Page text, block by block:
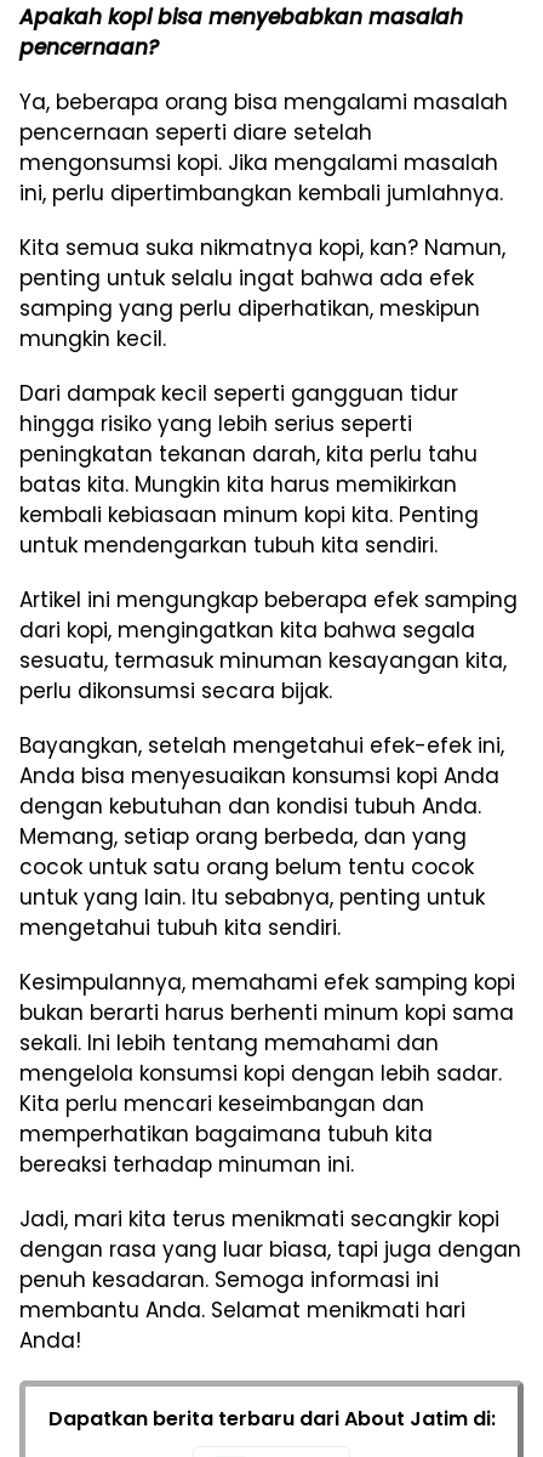
Apakah kopi bisa menyebabkan masalah
pencernaan?
Ya, beberapa orang bisa mengalami masalah
pencernaan seperti diare setelah
mengonsumsi kopi. Jika mengalami masalah
ini, perlu dipertimbangkan kembali jumlahnya.
Kita semua suka nikmatnya kopi, kan? Namun,
penting untuk selalu ingat bahwa ada efek
samping yang perlu diperhatikan, meskipun
mungkin kecil.
Dari dampak kecil seperti gangguan tidur
hingga risiko yang lebih serius seperti
peningkatan tekanan darah, kita perlu tahu
batas kita. Mungkin kita harus memikirkan
kembali kebiasaan minum kopi kita. Penting
untuk mendengarkan tubuh kita sendiri.
Artikel ini mengungkap beberapa efek samping
dari kopi, mengingatkan kita bahwa segala
sesuatu, termasuk minuman kesayangan kita,
perlu dikonsumsi secara bijak.
Bayangkan, setelah mengetahui efek-efek ini,
Anda bisa menyesuaikan konsumsi kopi Anda
dengan kebutuhan dan kondisi tubuh Anda.
Memang, setiap orang berbeda, dan yang
cocok untuk satu orang belum tentu cocok
untuk yang lain. Itu sebabnya, penting untuk
mengetahui tubuh kita sendiri.
Kesimpulannya, memahami efek samping kopi
bukan berarti harus berhenti minum kopi sama
sekali. Ini lebih tentang memahami dan
mengelola konsumsi kopi dengan lebih sadar.
Kita perlu mencari keseimbangan dan
memperhatikan bagaimana tubuh kita
bereaksi terhadap minuman ini.
Jadi, mari kita terus menikmati secangkir kopi
dengan rasa yang luar biasa, tapi juga dengan
penuh kesadaran. Semoga informasi ini
membantu Anda. Selamat menikmati hari
Anda!
Dapatkan berita terbaru dari About Jatim di: